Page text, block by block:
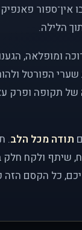
אין־ספור
הלילה.
ומופלאה,
הפורטל
של תקופה ופרק
תודה מכל הלב.
שיתף ולקח חלק
כל הקסם הזה